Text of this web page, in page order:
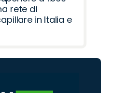
rete di
in Italia e